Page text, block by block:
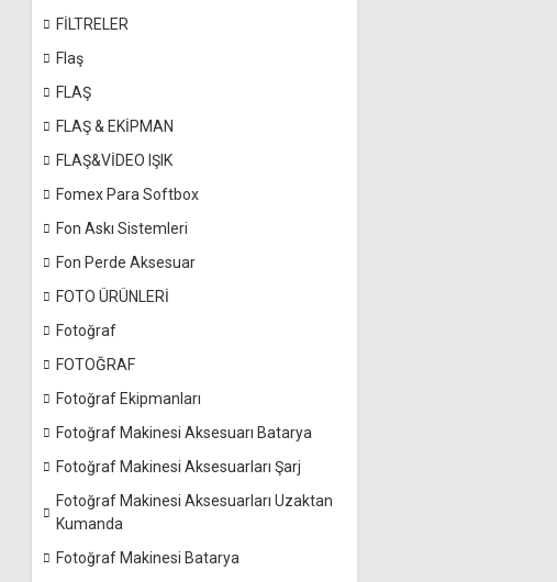
FİLTRELER
Flaş
FLAŞ
FLAŞ & EKİPMAN
FLAŞ&VİDEO IŞIK
Fomex Para Softbox
Fon Askı Sistemleri
Fon Perde Aksesuar
FOTO ÜRÜNLERİ
Fotoğraf
FOTOĞRAF
Fotoğraf Ekipmanları
Fotoğraf Makinesi Aksesuarı Batarya
Fotoğraf Makinesi Aksesuarları Şarj
Fotoğraf Makinesi Aksesuarları Uzaktan
Kumanda
Fotoğraf Makinesi Batarya